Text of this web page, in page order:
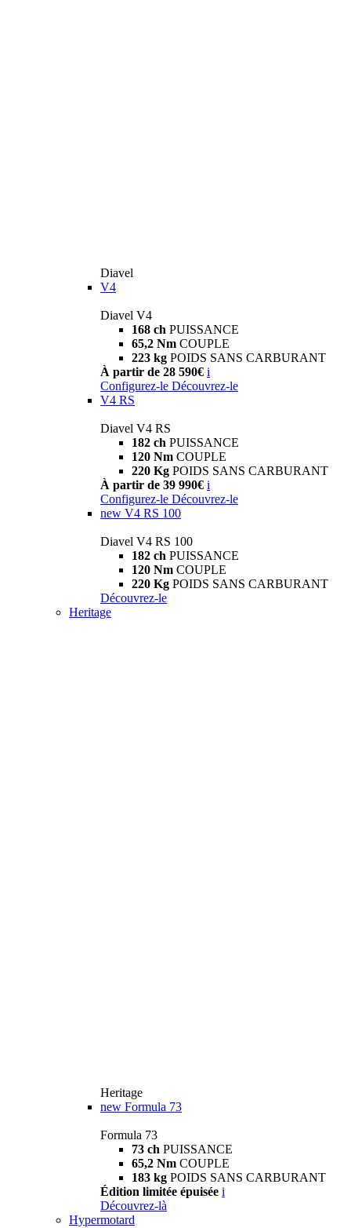
Diavel
V4
Diavel V4
168 ch PUISSANCE
65,2 Nm COUPLE
223 kg POIDS SANS CARBURANT
À partir de 28 590€ i
Configurez-le Découvrez-le
V4 RS
Diavel V4 RS
182 ch PUISSANCE
120 Nm COUPLE
220 Kg POIDS SANS CARBURANT
À partir de 39 990€ i
Configurez-le Découvrez-le
new V4 RS 100
Diavel V4 RS 100
182 ch PUISSANCE
120 Nm COUPLE
220 Kg POIDS SANS CARBURANT
Découvrez-le
Heritage
Heritage
new Formula 73
Formula 73
73 ch PUISSANCE
65,2 Nm COUPLE
183 kg POIDS SANS CARBURANT
Édition limitée épuisée i
Découvrez-là
Hypermotard